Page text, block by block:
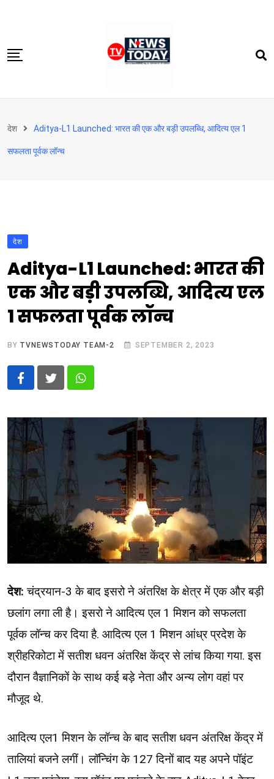
content
दिल्‍ली-एनसीआर
उत्तराखंड
बिजनेस
विदेश
देश Aditya-L1 Launched: भारत की एक और बड़ी उपलब्धि, आदित्य एल 1
सफलता पूर्वक लॉन्च
देश
Aditya-L1 Launched: भारत की
एक और बड़ी उपलब्धि, आदित्य एल
1 सफलता पूर्वक लॉन्च
BY TVNEWSTODAY TEAM-2 SEPTEMBER 2, 2023
Whatsapp
देश: चंद्रयान-3 के बाद इसरो ने अंतरिक्ष के क्षेत्र में एक और बड़ी
छलांग लगा ली है। इसरो ने आदित्य एल 1 मिशन को सफलता
पूर्वक लॉन्च कर दिया है. आदित्य एल 1 मिशन आंध्र प्रदेश के
श्रीहरिकोटा में सतीश धवन अंतरिक्ष केंद्र से लांच किया गया. इस
दौरान वैज्ञानिकों के साथ कई बड़े नेता और अन्य लोग वहां पर
मौजूद थे.
आदित्य एल1 मिशन के लॉन्च के बाद सतीश धवन अंतरिक्ष केंद्र में
तालियां बजने लगीं। लॉन्चिंग के 127 दिनों बाद यह अपने पॉइंट